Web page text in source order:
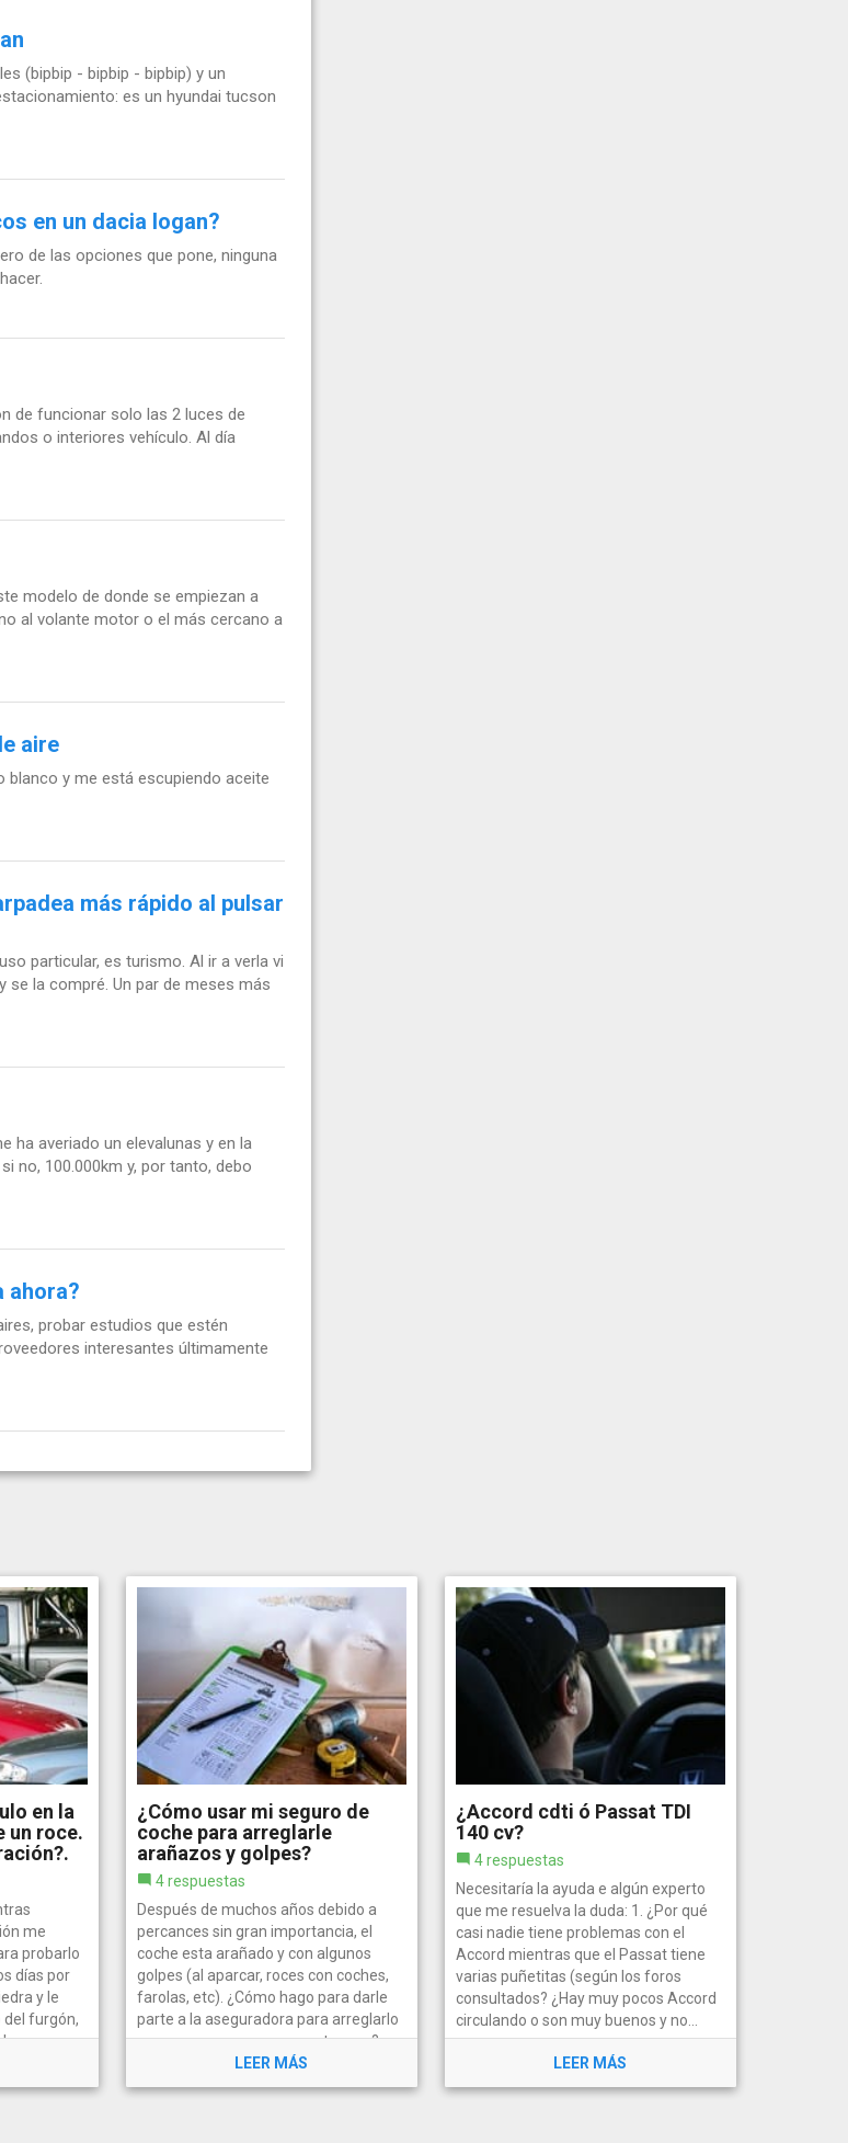
(bipbip - bipbip - bipbip) y un
es un hyundai tucson
en un dacia logan?
de las opciones que pone, ninguna
de funcionar solo las 2 luces de
o interiores vehículo. Al día
modelo de donde se empiezan a
al volante motor o el más cercano a
aire
blanco y me está escupiendo aceite
más rápido al pulsar
particular, es turismo. Al ir a verla vi
la compré. Un par de meses más
ha averiado un elevalunas y en la
no, 100.000km y, por tanto, debo
ahora?
probar estudios que estén
interesantes últimamente
en la
un roce.
me
probarlo
días por
y le
del furgón,
era...
LEER MÁS
¿Cómo usar mi seguro de
coche para arreglarle
arañazos y golpes?
4 respuestas
Después de muchos años debido a
percances sin gran importancia, el
coche esta arañado y con algunos
golpes (al aparcar, roces con coches,
farolas, etc). ¿Cómo hago para darle
parte a la aseguradora para arreglarlo
y que se vea como nuevo otra vez?....
LEER MÁS
¿Accord cdti ó Passat TDI
140 cv?
4 respuestas
Necesitaría la ayuda e algún experto
que me resuelva la duda: 1. ¿Por qué
casi nadie tiene problemas con el
Accord mientras que el Passat tiene
varias puñetitas (según los foros
consultados? ¿Hay muy pocos Accord
circulando o son muy buenos y no...